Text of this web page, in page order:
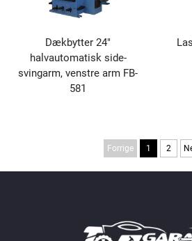
Dækbytter 24"
halvautomatisk side-
svingarm, venstre arm FB-
581
Forrige 1 2